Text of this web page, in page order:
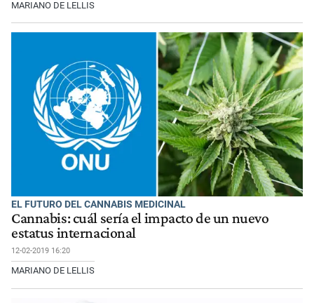
MARIANO DE LELLIS
EL FUTURO DEL CANNABIS MEDICINAL
Cannabis: cuál sería el impacto de un nuevo
estatus internacional
12-02-2019 16:20
MARIANO DE LELLIS